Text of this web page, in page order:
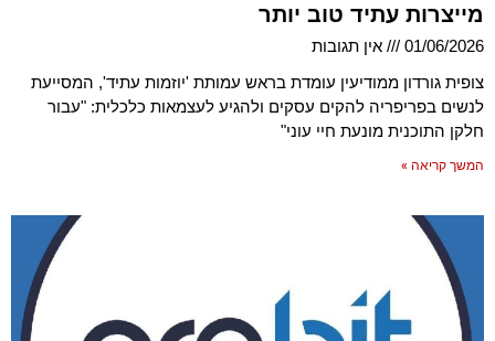
מייצרות עתיד טוב יותר
01/06/2026
אין תגובות
צופית גורדון ממודיעין עומדת בראש עמותת 'יוזמות עתיד', המסייעת
לנשים בפריפריה להקים עסקים ולהגיע לעצמאות כלכלית: "עבור
חלקן התוכנית מונעת חיי עוני"
המשך קריאה »